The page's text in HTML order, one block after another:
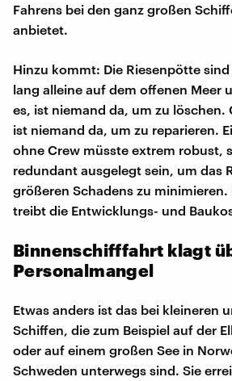
Fahrens bei den ganz großen
anbietet.
Hinzu kommt: Die Riesenpötte
lang alleine auf dem offenen Meer
es, ist niemand da, um zu löschen.
ist niemand da, um zu reparieren.
ohne Crew müsste extrem robust,
redundant ausgelegt sein, um das
größeren Schadens zu minimieren.
treibt die Entwicklungs- und
Binnenschifffahrt klagt
Personalmangel
Etwas anders ist das bei kleineren
Schiffen, die zum Beispiel auf der
oder auf einem großen See in
Schweden unterwegs sind. Sie